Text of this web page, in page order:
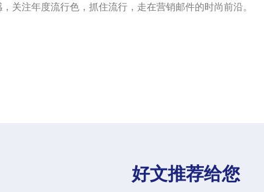
关注年度流行色，抓住流行，走在营销邮件的时尚前沿。
好文推荐给您